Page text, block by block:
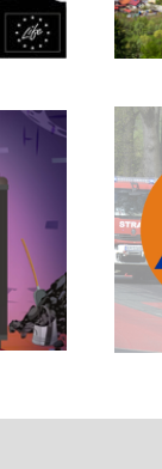
Obrona